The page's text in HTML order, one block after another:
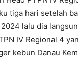
tiga hari setelah
lalu dia
IV Regional 4
kebun Danau